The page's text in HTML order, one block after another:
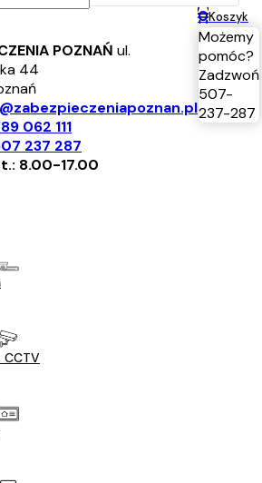
POZNAŃ ul.
44
062 111
237 287
8.00-17.00
0Koszyk
Możemy
pomóc?
Zadzwoń
507-
237-287
CCTV